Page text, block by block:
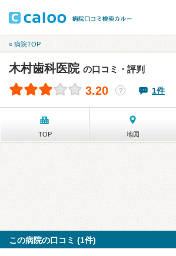
« 病院TOP
木村歯科医院 の口コミ・評判
3.20 ？ 1件
TOP 地図
この病院の口コミ (1件)